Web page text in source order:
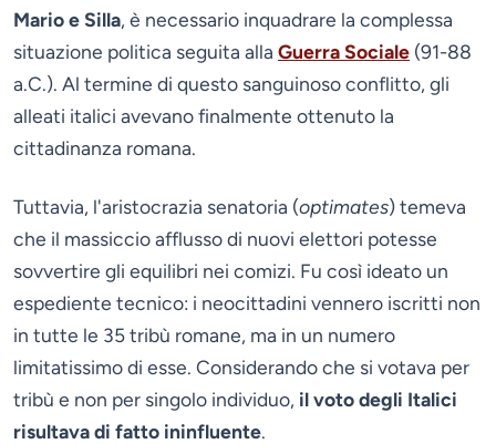
Mario e Silla, è necessario inquadrare la complessa
situazione politica seguita alla Guerra Sociale (91-88
a.C.). Al termine di questo sanguinoso conflitto, gli
alleati italici avevano finalmente ottenuto la
cittadinanza romana.
Tuttavia, l'aristocrazia senatoria (optimates) temeva
che il massiccio afflusso di nuovi elettori potesse
sovvertire gli equilibri nei comizi. Fu così ideato un
espediente tecnico: i neocittadini vennero iscritti non
in tutte le 35 tribù romane, ma in un numero
limitatissimo di esse. Considerando che si votava per
tribù e non per singolo individuo, il voto degli Italici
risultava di fatto ininfluente.